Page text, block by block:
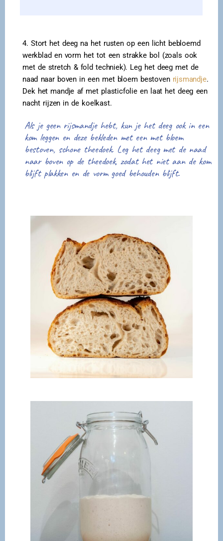
4. Stort het deeg na het rusten op een licht bebloemd
werkblad en vorm het tot een strakke bol (zoals ook
met de stretch & fold techniek). Leg het deeg met de
naad naar boven in een met bloem bestoven rijsmandje.
Dek het mandje af met plasticfolie en laat het deeg een
nacht rijzen in de koelkast.
Als je geen rijsmandje hebt, kun je het deeg ook in een
kom leggen en deze bekleden met een met bloem
bestoven, schone theedoek. Leg het deeg met de naad
naar boven op de theedoek, zodat het niet aan de kom
blijft plakken en de vorm goed behouden blijft.